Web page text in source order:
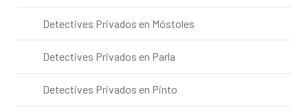
Detectives Privados en Móstoles
Detectives Privados en Parla
Detectives Privados en Pinto